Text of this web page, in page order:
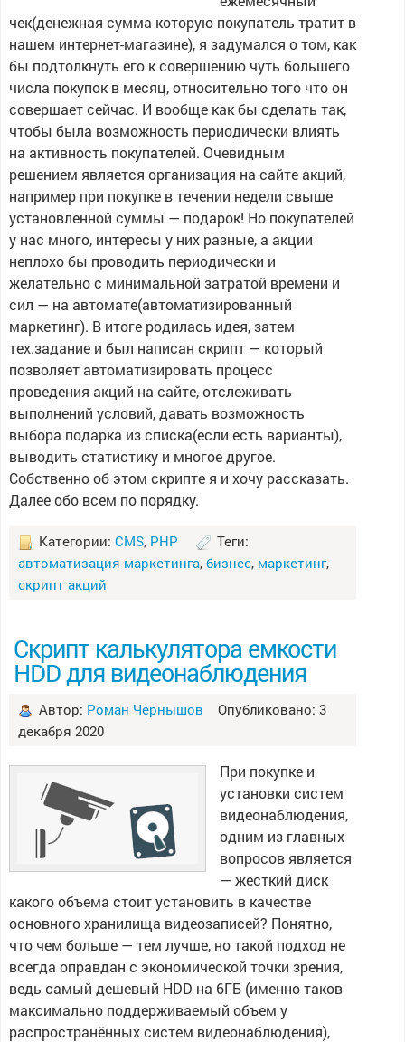
чек(денежная сумма которую покупатель тратит в
нашем интернет-магазине), я задумался о том, как
бы подтолкнуть его к совершению чуть большего
числа покупок в месяц, относительно того что он
совершает сейчас. И вообще как бы сделать так,
чтобы была возможность периодически влиять
на активность покупателей. Очевидным
решением является организация на сайте акций,
например при покупке в течении недели свыше
установленной суммы — подарок! Но покупателей
у нас много, интересы у них разные, а акции
неплохо бы проводить периодически и
желательно с минимальной затратой времени и
сил — на автомате(автоматизированный
маркетинг). В итоге родилась идея, затем
тех.задание и был написан скрипт — который
позволяет автоматизировать процесс
проведения акций на сайте, отслеживать
выполнений условий, давать возможность
выбора подарка из списка(если есть варианты),
выводить статистику и многое другое.
Собственно об этом скрипте я и хочу рассказать.
Далее обо всем по порядку.
Категории: CMS, PHP
Теги:
автоматизация маркетинга, бизнес, маркетинг,
скрипт акций
Скрипт калькулятора емкости
HDD для видеонаблюдения
Автор: Роман Чернышов Опубликовано: 3
декабря 2020
При покупке и
установки систем
видеонаблюдения,
одним из главных
вопросов является
— жесткий диск
какого объема стоит установить в качестве
основного хранилища видеозаписей? Понятно,
что чем больше — тем лучше, но такой подход не
всегда оправдан с экономической точки зрения,
ведь самый дешевый HDD на 6ГБ (именно таков
максимально поддерживаемый объем у
распространённых систем видеонаблюдения),